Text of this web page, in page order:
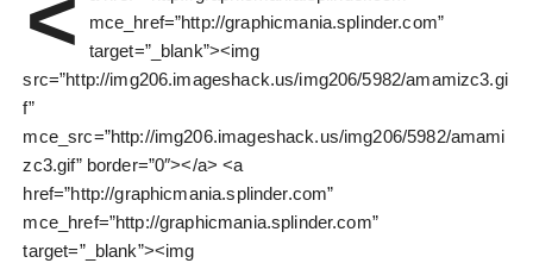
<
mce_href=”http://graphicmania.splinder.com”
target=”_blank”><img
src=”http://img206.imageshack.us/img206/5982/amamizc3.gi
f”
mce_src=”http://img206.imageshack.us/img206/5982/amami
zc3.gif” border=”0″></a> <a
href=”http://graphicmania.splinder.com”
mce_href=”http://graphicmania.splinder.com”
target=”_blank”><img